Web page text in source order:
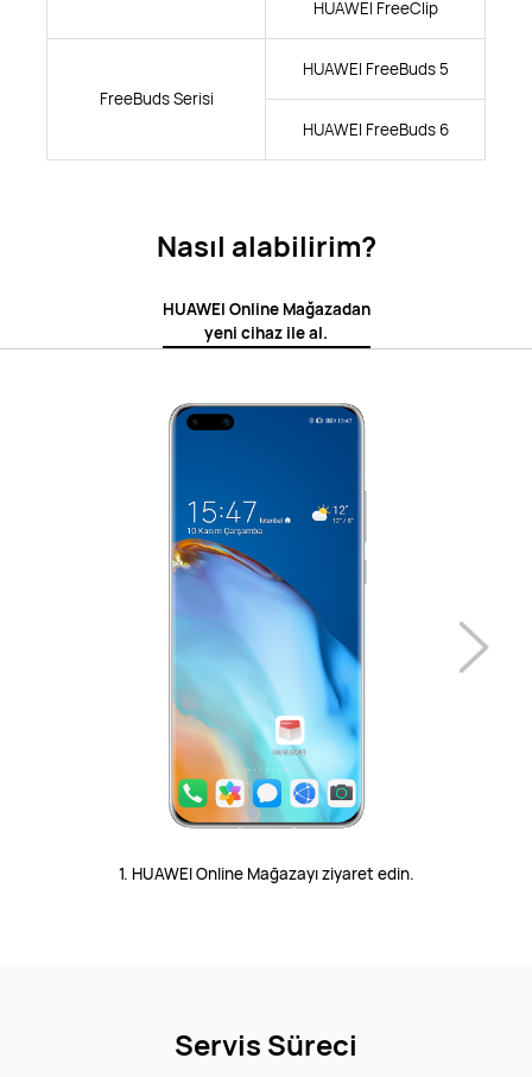
HUAWEI FreeClip
FreeBuds Serisi
HUAWEI FreeBuds 5
HUAWEI FreeBuds 6
Nasıl alabilirim?
HUAWEI Online Mağazadan
yeni cihaz ile al.
1. HUAWEI Online Mağazayı ziyaret edin.
Servis Süreci